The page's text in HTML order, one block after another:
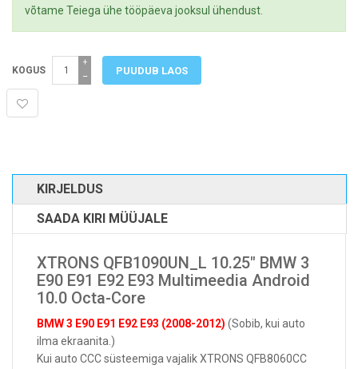
võtame Teiega ühe tööpäeva jooksul ühendust.
KOGUS −
+
KIRJELDUS
SAADA KIRI MÜÜJALE
XTRONS QFB1090UN_L 10.25" BMW 3
E90 E91 E92 E93 Multimeedia Android
10.0 Octa-Core
BMW 3 E90 E91 E92 E93 (2008-2012) (Sobib, kui auto
ilma ekraanita .)
Kui auto CCC süsteemiga vajalik XTRONS QFB8060CC